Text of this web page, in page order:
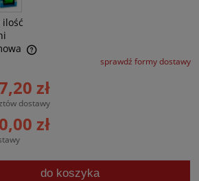
ilość
kosztów płatnościsprawdź formy dostawy
zł
dostawy
zł
do koszyka